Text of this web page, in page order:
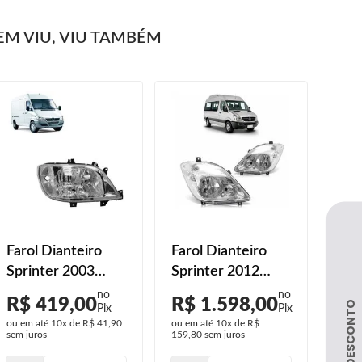
VIU, VIU TAMBÉM
Farol Dianteiro
Sprinter 2003
2004 2005 2006
2007 2008 2009
2010 2011
R$ 419,00
ou em até 10x de R$ 41,90
sem juros
Farol Dianteiro
Sprinter 2012
2016 Elétrico
Máscara Cromada
R$ 1.598,00
ou em até 10x de R$
159,80 sem juros
ou